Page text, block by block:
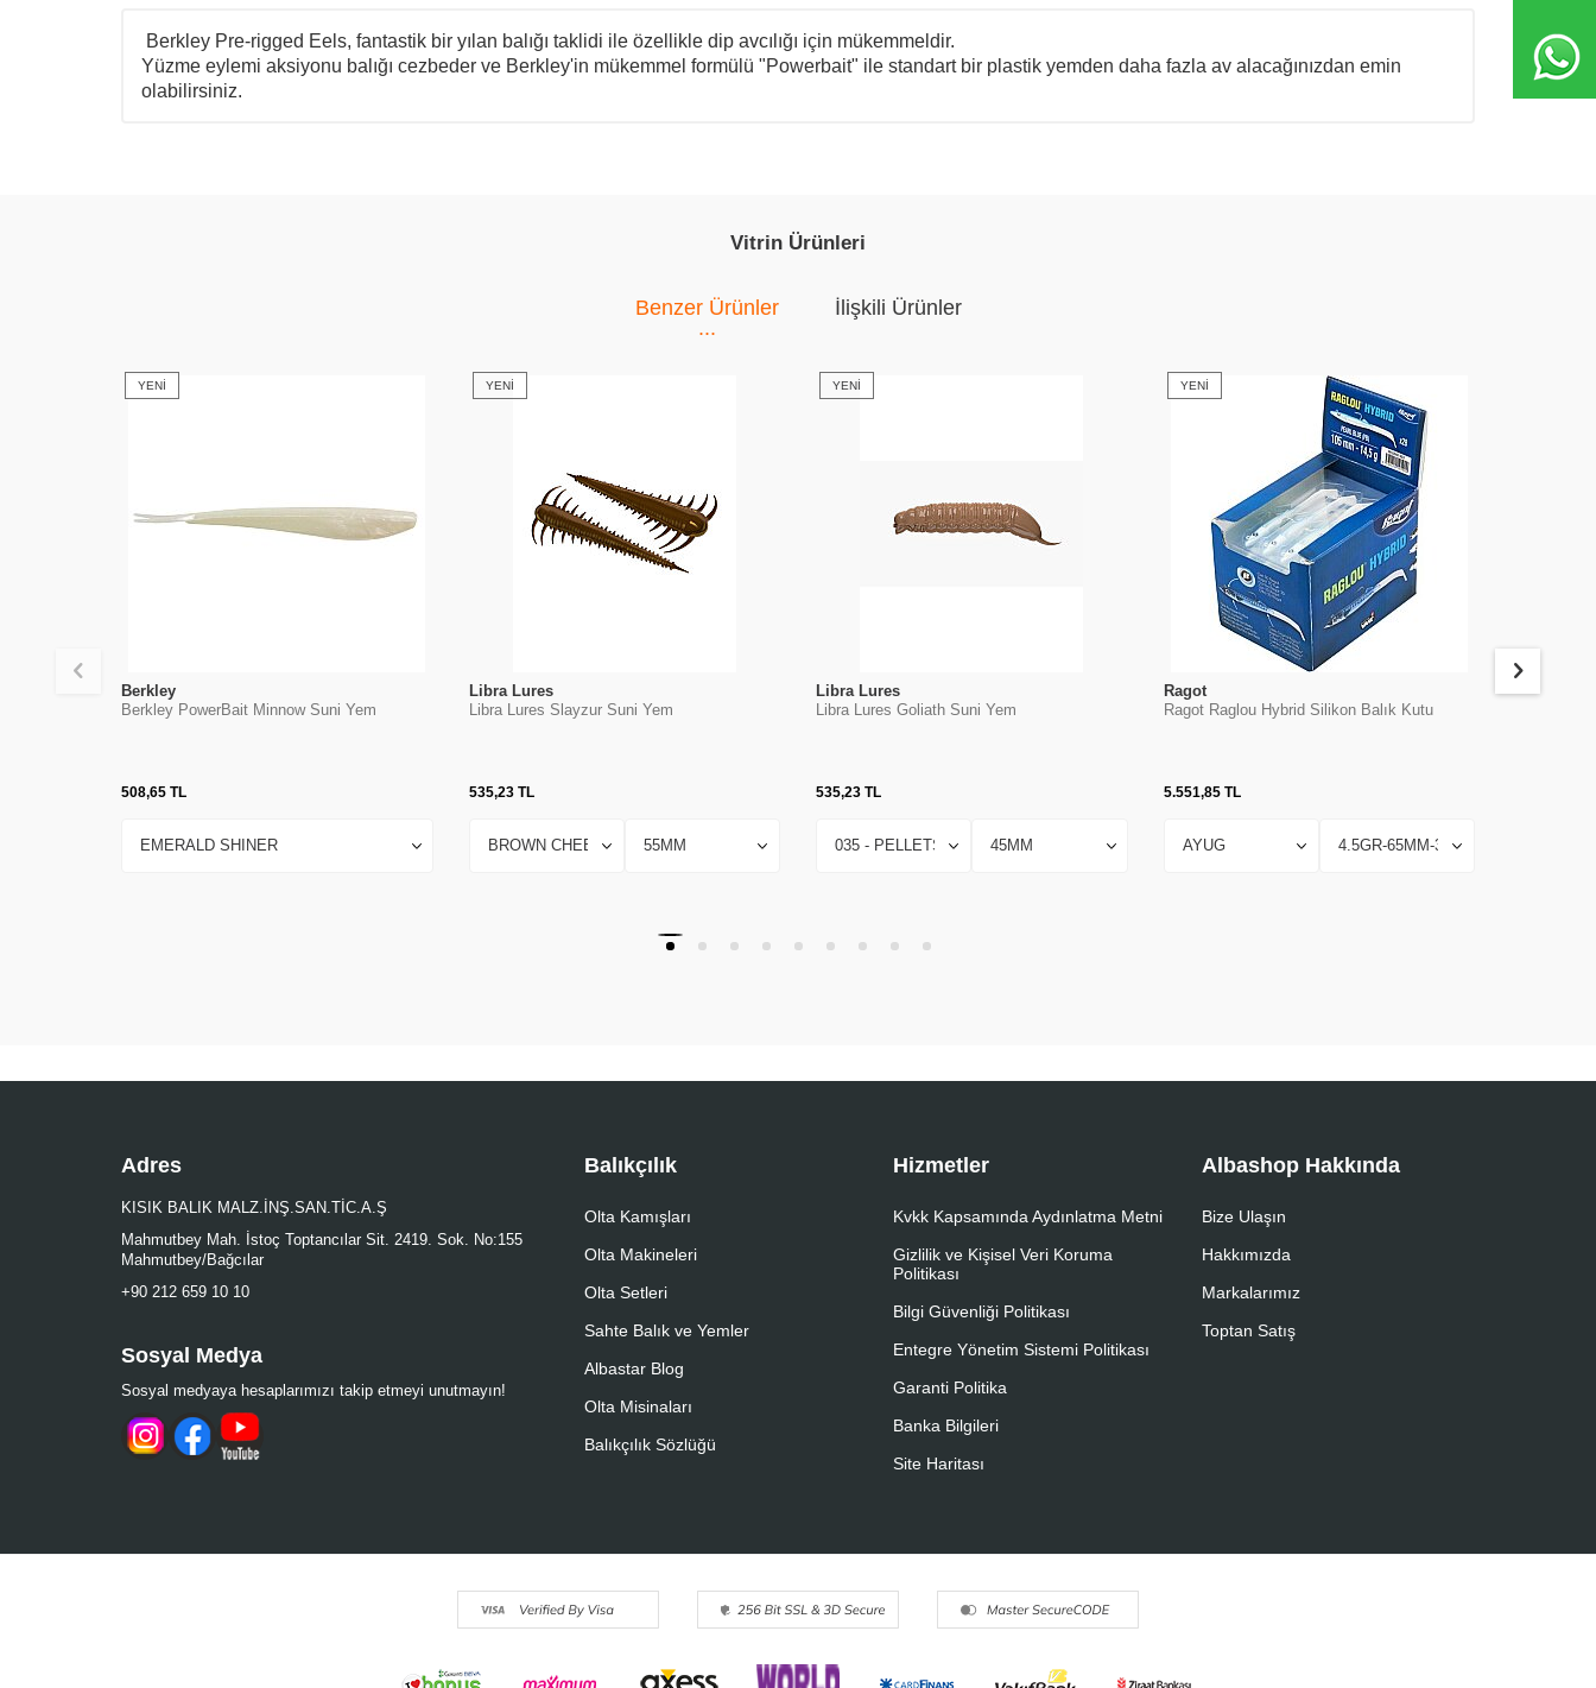
Berkley Pre-rigged Eels, fantastik bir yılan balığı taklidi ile özellikle dip avcılığı için mükemmeldir.
Yüzme eylemi aksiyonu balığı cezbeder ve Berkley'in mükemmel formülü "Powerbait" ile standart bir plastik yemden daha fazla av alacağınızdan emin
olabilirsiniz.
Vitrin Ürünleri
Benzer Ürünler İlişkili Ürünler
YENI
Berkley
Berkley PowerBait Minnow Suni Yem
508,65 TL
YENI
Libra Lures
Libra Lures Slayzur Suni Yem
535,23TL
YENI
Libra Lures
Libra Lures Goliath Suni Yem
535,23 TL
YENI
Ragot
Ragot Raglou Hybrid Silikon Balık Kutu
5.551,85TL
Berkley
Adres
KISIK BALIK MALZ.İNŞ.SAN.TİC.A.Ş
Mahmutbey Mah. İstoç Toptancılar Sit. 2419. Sok. No:155
Mahmutbey/Bağcılar
+90 212 659 10 10
Sosyal Medya
Sosyal medyaya hesaplarımızı takip etmeyi unutmayın!
Balıkçılık
Olta Kamışları
Olta Makineleri
Olta Setleri
Sahte Balık ve Yemler
Albastar Blog
Olta Misinaları
Balıkçılık Sözlüğü
Hizmetler
Kvkk Kapsamında Aydınlatma Metni
Gizlilik ve Kişisel Veri Koruma
Politikası
Bilgi Güvenliği Politikası
Entegre Yönetim Sistemi Politikası
Garanti Politika
Banka Bilgileri
Site Haritası
Albashop Hakkında
Bize Ulaşın
Hakkımızda
Markalarımız
Toptan Satış